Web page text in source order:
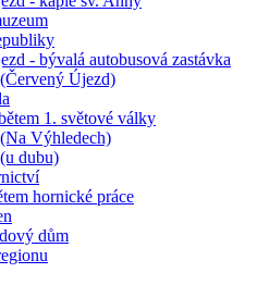
- bývalá autobusová zastávka
Újezd)
1. světové války
Výhledech)
dubu)
hornické práce
dům